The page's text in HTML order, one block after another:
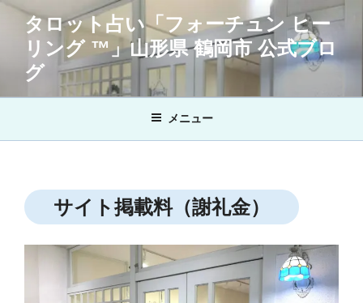
キ
タロット占い「フォーチュン ヒー
リング ™」山形県 鶴岡市 公式ブロ
グ
メニュー
サイト掲載料（謝礼金）